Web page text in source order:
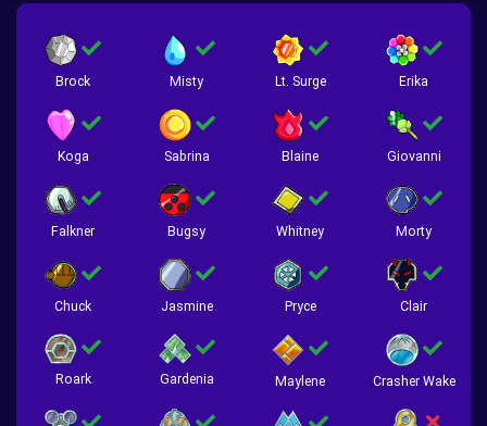
Brock Misty Lt. Surge Erika
Koga Sabrina Blaine Giovanni
Falkner Bugsy Whitney Morty
Chuck Jasmine Pryce Clair
Roark Gardenia Maylene Crasher Wake